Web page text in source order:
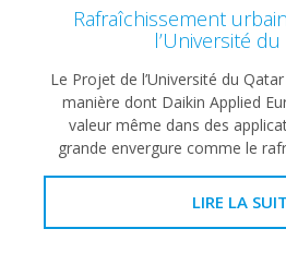
Rafraîchissement
l’Université
Le Projet de l’Université du
manière dont Daikin Applied
valeur même dans des
grande envergure comme le
LIRE LA